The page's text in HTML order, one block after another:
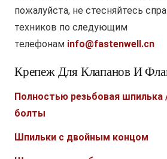
пожалуйста, не стесняйтесь
техников по следующим
телефонам info@fastenwell.cn
Крепеж Для Клапанов И
Полностью резьбовая
болты
Шпильки с двойным концом